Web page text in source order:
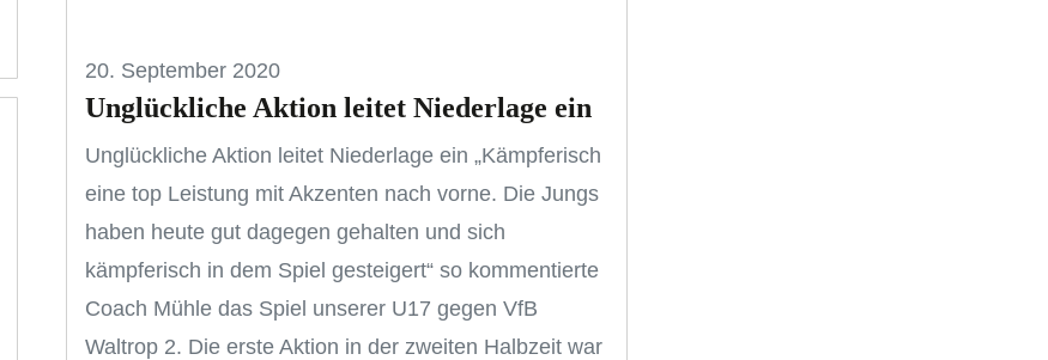
20. September 2020
Unglückliche Aktion leitet Niederlage ein
Unglückliche Aktion leitet Niederlage ein „Kämpferisch
eine top Leistung mit Akzenten nach vorne. Die Jungs
haben heute gut dagegen gehalten und sich
kämpferisch in dem Spiel gesteigert“ so kommentierte
Coach Mühle das Spiel unserer U17 gegen VfB
Waltrop 2. Die erste Aktion in der zweiten Halbzeit war